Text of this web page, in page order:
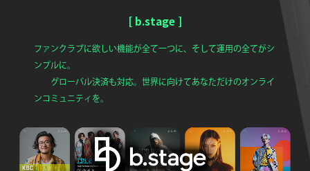
[ b.stage ]
ファンクラブに欲しい機能が全て一つに、そして運用の全てがシ
ンプルに。
グローバル決済も対応。世界に向けてあなただけのオンライ
ンコミュニティを。